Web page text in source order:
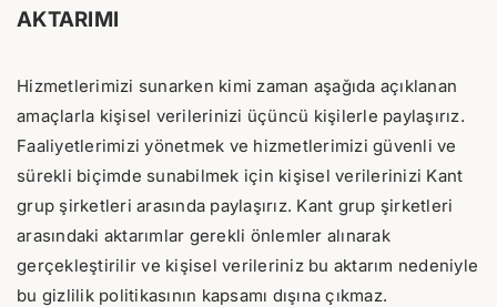
AKTARIMI
Hizmetlerimizi sunarken kimi zaman aşağıda açıklanan
amaçlarla kişisel verilerinizi üçüncü kişilerle paylaşırız.
Faaliyetlerimizi yönetmek ve hizmetlerimizi güvenli ve
sürekli biçimde sunabilmek için kişisel verilerinizi Kant
grup şirketleri arasında paylaşırız. Kant grup şirketleri
arasındaki aktarımlar gerekli önlemler alınarak
gerçekleştirilir ve kişisel verileriniz bu aktarım nedeniyle
bu gizlilik politikasının kapsamı dışına çıkmaz.